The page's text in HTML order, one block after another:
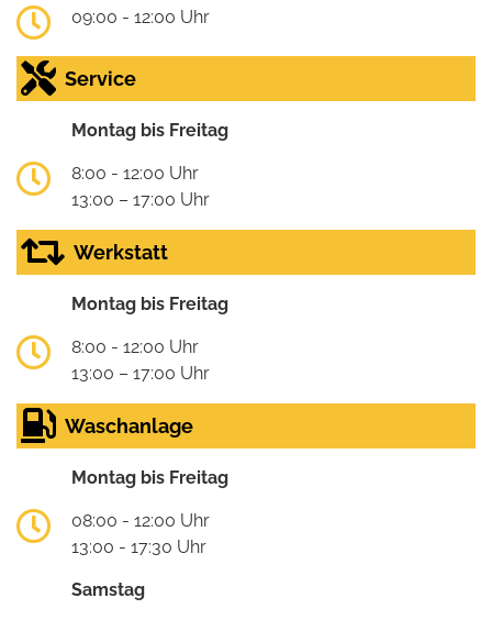
09:00 - 12:00 Uhr
Service
Montag bis Freitag
8:00 - 12:00 Uhr
13:00 – 17:00 Uhr
Werkstatt
Montag bis Freitag
8:00 - 12:00 Uhr
13:00 – 17:00 Uhr
Waschanlage
Montag bis Freitag
08:00 - 12:00 Uhr
13:00 - 17:30 Uhr
Samstag